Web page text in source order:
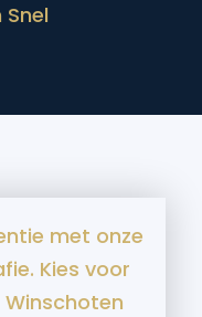
met onze
Kies voor
Winschoten